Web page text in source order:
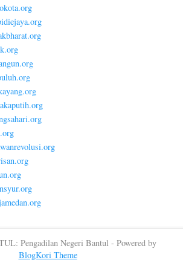
Pengadilan Negeri Bantul - Powered by
BlogKori Theme